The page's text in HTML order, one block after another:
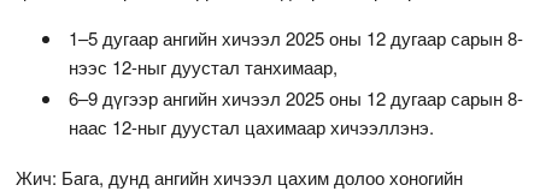
1–5 дугаар ангийн хичээл 2025 оны 12 дугаар сарын 8-
нээс 12-ныг дуустал танхимаар,
6–9 дүгээр ангийн хичээл 2025 оны 12 дугаар сарын 8-
наас 12-ныг дуустал цахимаар хичээллэнэ.
Жич: Бага, дунд ангийн хичээл цахим долоо хоногийн